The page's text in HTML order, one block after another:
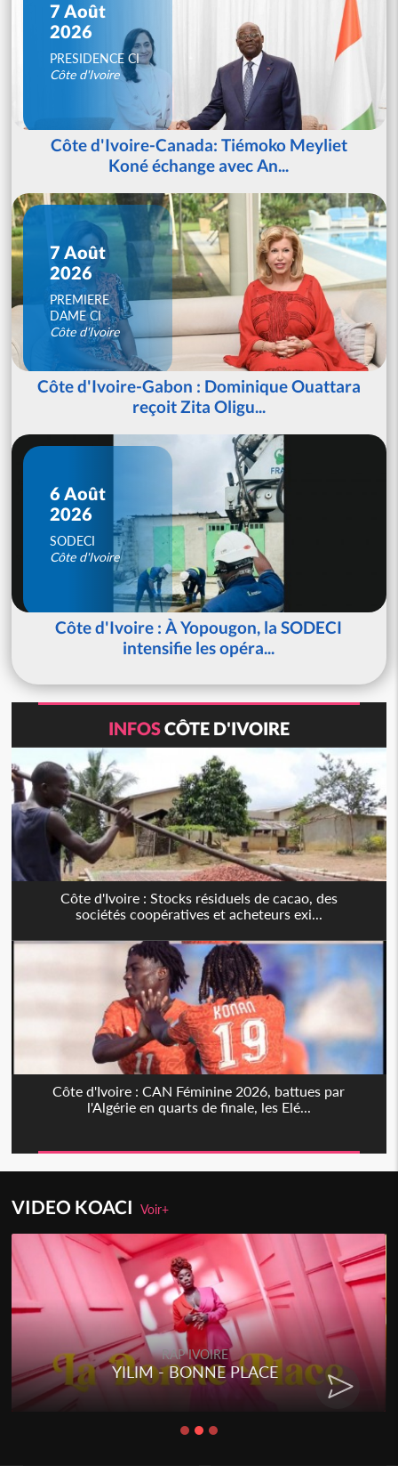
7 Août
2026
PRESIDENCE CI
Côte d'Ivoire
Côte d'Ivoire-Canada: Tiémoko Meyliet
Koné échange avec An...
7 Août
2026
PREMIERE
DAME CI
Côte d'Ivoire
Côte d'Ivoire-Gabon : Dominique Ouattara
reçoit Zita Oligu...
6 Août
2026
SODECI
Côte d'Ivoire
Côte d'Ivoire : À Yopougon, la SODECI
intensifie les opéra...
INFOSCÔTE D'IVOIRE
Côte d'Ivoire : Stocks résiduels de cacao, des
sociétés coopératives et acheteurs exi...
Côte d'Ivoire : CAN Féminine 2026, battues par
l'Algérie en quarts de finale, les Elé...
VIDEO KOACIVoir+
RAP IVOIRE
YILIM - BONNE PLACE